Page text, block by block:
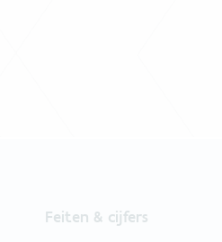
Feiten & cijfers